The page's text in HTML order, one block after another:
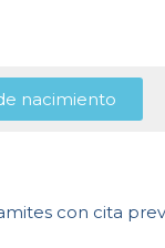
nacimiento
con cita